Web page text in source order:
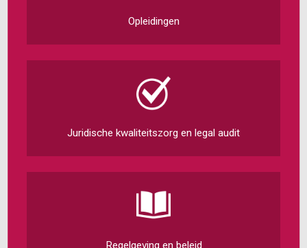
Opleidingen
Juridische kwaliteitszorg en legal audit
Regelgeving en beleid